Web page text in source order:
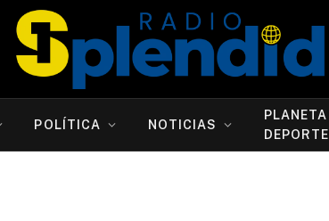
POLÍTICA NOTICIAS
PLANETA